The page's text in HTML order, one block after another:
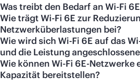
Was treibt den Bedarf an Wi-Fi
Wie trägt Wi-Fi 6E zur
Netzwerküberlastungen bei?
Wie wird sich Wi-Fi 6E auf das
und die Leistung
Wie können Wi-Fi 6E-Netzwerke
Kapazität bereitstellen?